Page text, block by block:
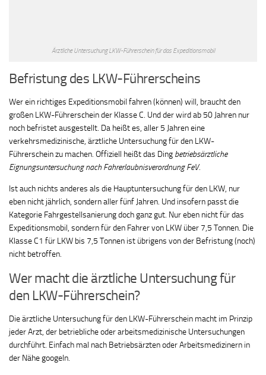
Ärztliche Untersuchung LKW-Führerschein für das Expeditionsmobil
Befristung des LKW-Führerscheins
Wer ein richtiges Expeditionsmobil fahren (können) will, braucht den
großen LKW-Führerschein der Klasse C. Und der wird ab 50 Jahren nur
noch befristet ausgestellt. Da heißt es, aller 5 Jahren eine
verkehrsmedizinische, ärztliche Untersuchung für den LKW-
Führerschein zu machen. Offiziell heißt das Ding betriebsärztliche
Eignungsuntersuchung nach Fahrerlaubnisverordnung FeV.
Ist auch nichts anderes als die Hauptuntersuchung für den LKW, nur
eben nicht jährlich, sondern aller fünf Jahren. Und insofern passt die
Kategorie Fahrgestellsanierung doch ganz gut. Nur eben nicht für das
Expeditionsmobil, sondern für den Fahrer von LKW über 7,5 Tonnen. Die
Klasse C1 für LKW bis 7,5 Tonnen ist übrigens von der Befristung (noch)
nicht betroffen.
Wer macht die ärztliche Untersuchung für
den LKW-Führerschein?
Die ärztliche Untersuchung für den LKW-Führerschein macht im Prinzip
jeder Arzt, der betriebliche oder arbeitsmedizinische Untersuchungen
durchführt. Einfach mal nach Betriebsärzten oder Arbeitsmedizinern in
der Nähe googeln.